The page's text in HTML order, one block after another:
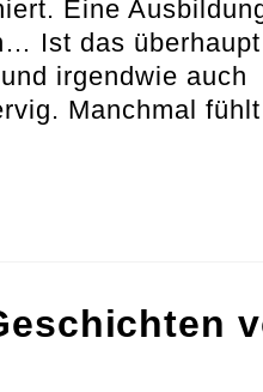
Eine
Ist das überhaupt
irgendwie auch
Manchmal